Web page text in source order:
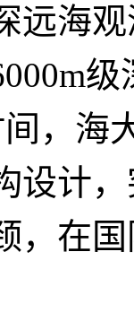
远海
级
，海
设计
，在